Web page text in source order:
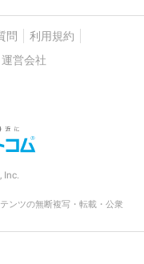
問
利用規約
運営会社
ンツの無断複写・転載・公衆